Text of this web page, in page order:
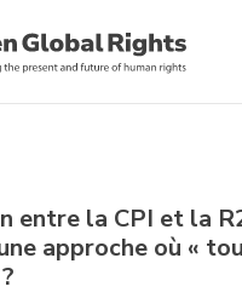
entre la CPI et la
approche où «